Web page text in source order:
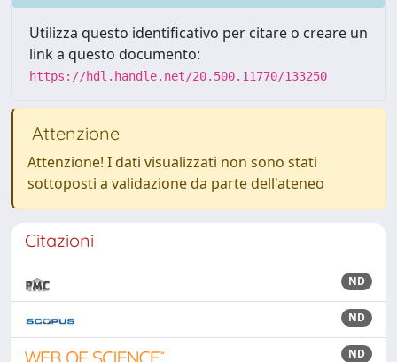
Utilizza questo identificativo per citare o creare un
link a questo documento:
https://hdl.handle.net/20.500.11770/133250
Attenzione
Attenzione! I dati visualizzati non sono stati
sottoposti a validazione da parte dell'ateneo
Citazioni
ND
ND
ND